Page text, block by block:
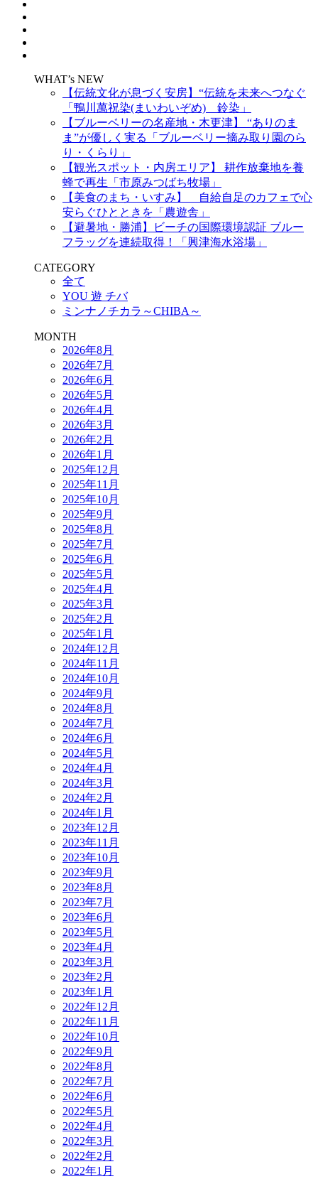
WHAT’s NEW
【伝統文化が息づく安房】“伝統を未来へつなぐ
「鴨川萬祝染(まいわいぞめ) 鈴染」
【ブルーベリーの名産地・木更津】 “ありのま
ま”が優しく実る「ブルーベリー摘み取り園のら
り・くらり」
【観光スポット・内房エリア】 耕作放棄地を養
蜂で再生「市原みつばち牧場」
【美食のまち・いすみ】 自給自足のカフェで心
安らぐひとときを「農遊舎」
【避暑地・勝浦】ビーチの国際環境認証 ブルー
フラッグを連続取得！「興津海水浴場」
CATEGORY
全て
YOU 遊 チバ
ミンナノチカラ～CHIBA～
MONTH
2026年8月
2026年7月
2026年6月
2026年5月
2026年4月
2026年3月
2026年2月
2026年1月
2025年12月
2025年11月
2025年10月
2025年9月
2025年8月
2025年7月
2025年6月
2025年5月
2025年4月
2025年3月
2025年2月
2025年1月
2024年12月
2024年11月
2024年10月
2024年9月
2024年8月
2024年7月
2024年6月
2024年5月
2024年4月
2024年3月
2024年2月
2024年1月
2023年12月
2023年11月
2023年10月
2023年9月
2023年8月
2023年7月
2023年6月
2023年5月
2023年4月
2023年3月
2023年2月
2023年1月
2022年12月
2022年11月
2022年10月
2022年9月
2022年8月
2022年7月
2022年6月
2022年5月
2022年4月
2022年3月
2022年2月
2022年1月